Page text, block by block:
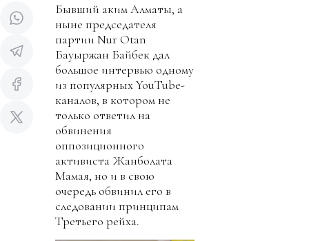
Бывший аким Алматы, а
ныне председателя
партии Nur Otan
Бауыржан Байбек дал
большое интервью одному
из популярных YouTube-
каналов, в котором не
только ответил на
обвинения
оппозиционного
активиста Жанболата
Мамая, но и в свою
очередь обвинил его в
следовании принципам
Третьего рейха.